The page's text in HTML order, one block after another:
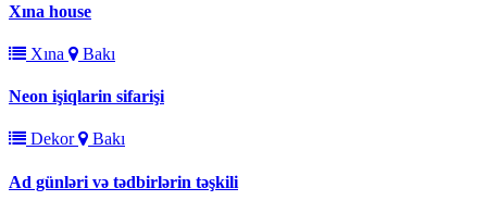
Xına house
Xına Bakı
Neon işiqlarin sifarişi
Dekor Bakı
Ad günləri və tədbirlərin təşkili